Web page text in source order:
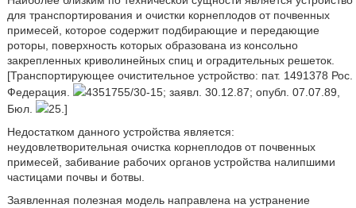
для транспортирования и очистки корнеплодов от почвенных
примесей, которое содержит подбирающие и передающие
роторы, поверхность которых образована из консольно
закрепленных криволинейных спиц и оградительных решеток.
[Транспортирующее очистительное устройство: пат. 1491378 Рос.
Федерация.
4351755/30-15; заявл. 30.12.87; опубл. 07.07.89,
Бюл.
25.]
Недостатком данного устройства является:
неудовлетворительная очистка корнеплодов от почвенных
примесей, забивание рабочих органов устройства налипшими
частицами почвы и ботвы.
Заявленная полезная модель направлена на устранение